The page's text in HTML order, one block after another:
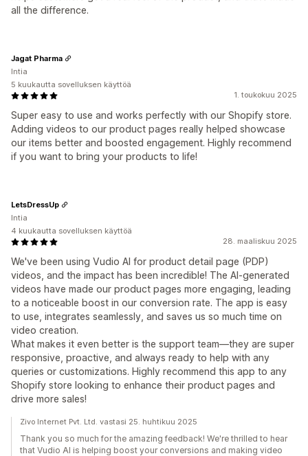
all the difference.
1. toukokuu 2025
Super easy to use and works perfectly with our Shopify store.
Adding videos to our product pages really helped showcase
our items better and boosted engagement. Highly recommend
if you want to bring your products to life!
Jagat Pharma
Intia
5 kuukautta sovelluksen käyttöä
28. maaliskuu 2025
We've been using Vudio AI for product detail page (PDP)
videos, and the impact has been incredible! The AI-generated
videos have made our product pages more engaging, leading
to a noticeable boost in our conversion rate. The app is easy
to use, integrates seamlessly, and saves us so much time on
video creation.
What makes it even better is the support team—they are super
responsive, proactive, and always ready to help with any
queries or customizations. Highly recommend this app to any
Shopify store looking to enhance their product pages and
drive more sales!
LetsDressUp
Intia
4 kuukautta sovelluksen käyttöä
Zivo Internet Pvt. Ltd. vastasi 25. huhtikuu 2025
Thank you so much for the amazing feedback! We're thrilled to hear
that Vudio AI is helping boost your conversions and making video